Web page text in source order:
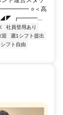
⭐＜高
┏━━━...
社員登用あり
迎
週1シフト提出
シフト自由